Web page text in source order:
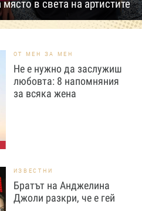
в света на артистите
ОТ МЕН ЗА МЕН
Не е нужно да заслужиш
любовта: 8 напомняния
за всяка жена
ИЗВЕСТНИ
Братът на Анджелина
Джоли разкри, че е гей